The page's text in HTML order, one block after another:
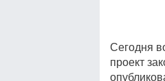
Сегодня
проект